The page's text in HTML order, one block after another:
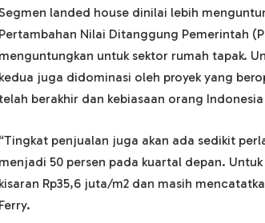
landed house dinilai lebih
Pertambahan Nilai Ditanggung Pemerintah
menguntungkan untuk sektor rumah tapak.
kedua juga didominasi oleh proyek yang
berakhir dan kebiasaan orang
“Tingkat penjualan juga akan ada sedikit
menjadi 50 persen pada kuartal depan.
kisaran Rp35,6 juta/m2 dan masih
Ferry.